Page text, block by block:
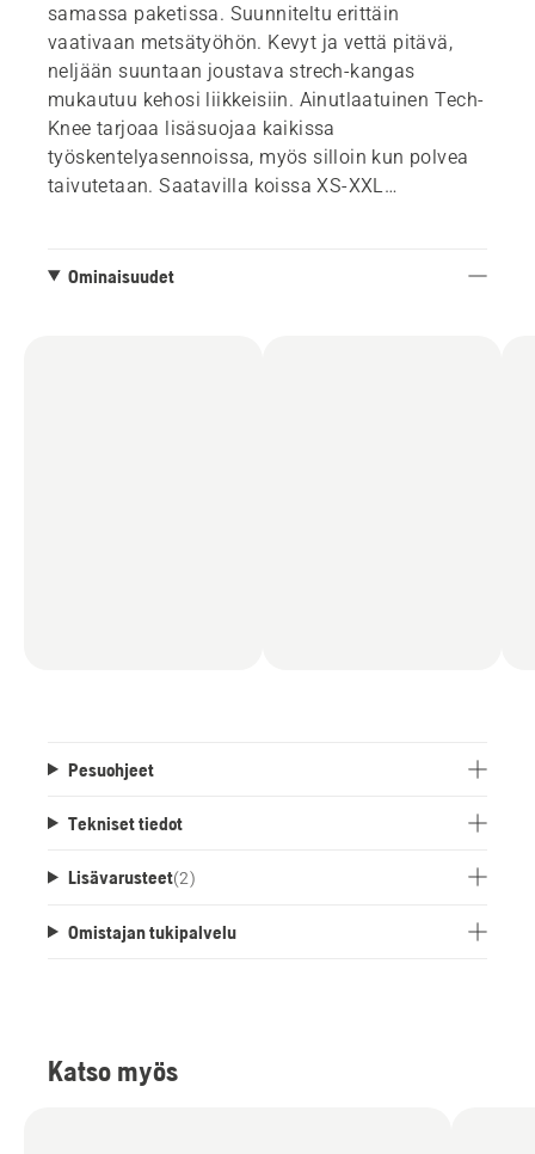
samassa paketissa. Suunniteltu erittäin
vaativaan metsätyöhön. Kevyt ja vettä pitävä,
neljään suuntaan joustava strech-kangas
mukautuu kehosi liikkeisiin. Ainutlaatuinen Tech-
Knee tarjoaa lisäsuojaa kaikissa
työskentelyasennoissa, myös silloin kun polvea
taivutetaan. Saatavilla koissa XS-XXL
Henkselit toimitetaan housujen mukana.
Ominaisuudet
Pesuohjeet
Tekniset tiedot
Lisävarusteet(2)
Omistajan tukipalvelu
Katso myös